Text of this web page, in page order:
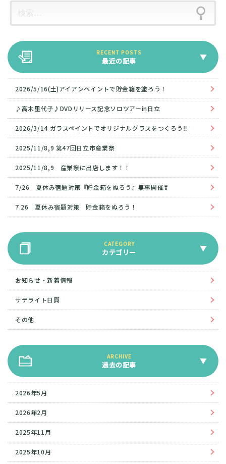
最近の記事
2026/5/16(土)アイアンペイントで貯金箱を塗ろう！
♪高木里代子♪DVDリリース記念ソロツアーin日立
2026/3/14 ガラスペイントでオリジナルグラスをつくろう‼
2025/11/8,9 第47回日立市産業祭
2025/11/8,9 産業祭に出店します！！
7/26 夏休み宿題対策『貯金箱をぬろう』無事開催❣
7.26 夏休み宿題対策 貯金箱をぬろう！
カテゴリー
お知らせ・新着情報
サテライト日興
その他
過去の記事
2026年5月
2026年2月
2025年11月
2025年10月